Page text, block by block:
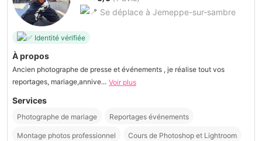
Se déplace à Jemeppe-sur-sambre
Identité vérifiée
À propos
Ancien photographe de presse et événements , je réalise tout vos
reportages, mariage,annive... Voir plus
Services
Photographe de mariage Reportages événements
Montage photos professionnel Cours de Photoshop et Lightroom